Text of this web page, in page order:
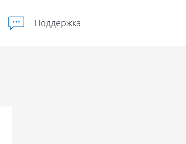
Поддержка